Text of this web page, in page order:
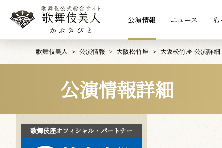
公演情報 ニュース
歌舞伎美人 公演情報 大阪松竹座 大阪松竹座 公演詳細
公演情報詳細
歌舞伎座オフィシャル・パートナー